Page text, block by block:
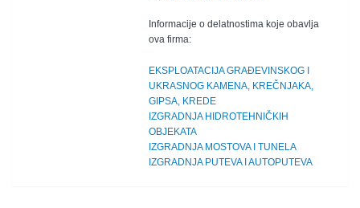
Informacije o delatnostima koje obavlja
ova firma:
EKSPLOATACIJA GRAĐEVINSKOG I
UKRASNOG KAMENA, KREČNJAKA,
GIPSA, KREDE
IZGRADNJA HIDROTEHNIČKIH
OBJEKATA
IZGRADNJA MOSTOVA I TUNELA
IZGRADNJA PUTEVA I AUTOPUTEVA